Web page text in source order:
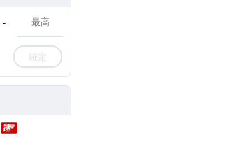
-
確定